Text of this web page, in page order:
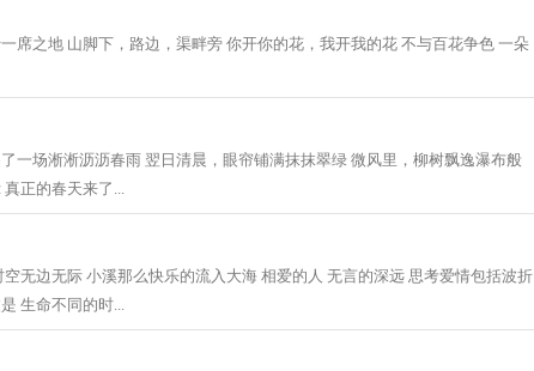
席之地 山脚下，路边，渠畔旁 你开你的花，我开我的花 不与百花争色 一朵
一场淅淅沥沥春雨 翌日清晨，眼帘铺满抹抹翠绿 微风里，柳树飘逸瀑布般
正的春天来了...
无边无际 小溪那么快乐的流入大海 相爱的人 无言的深远 思考爱情包括波折
生命不同的时...